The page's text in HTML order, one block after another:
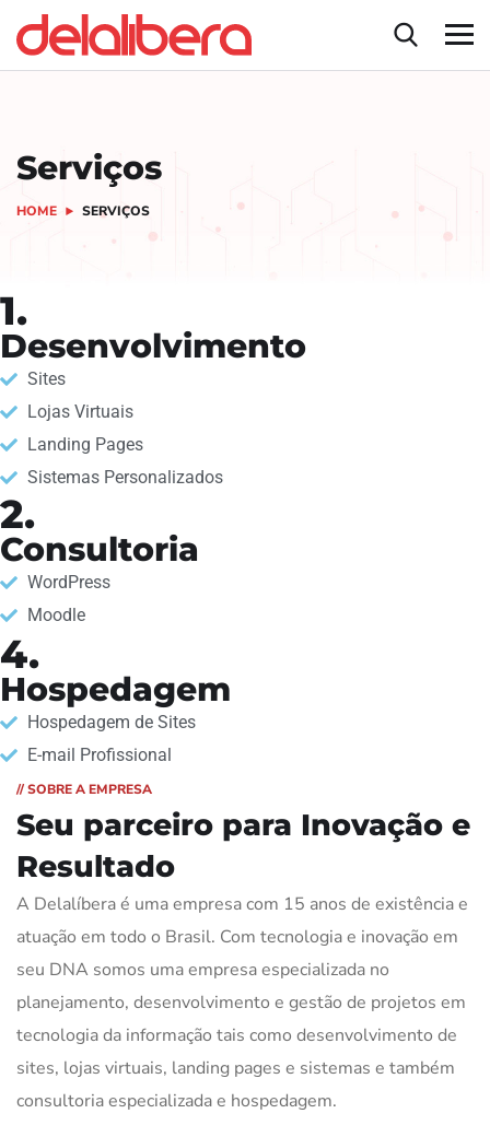
Serviços
HOME SERVIÇOS
1.
Desenvolvimento
Sites
Lojas Virtuais
Landing Pages
Sistemas Personalizados
2.
Consultoria
WordPress
Moodle
4.
Hospedagem
Hospedagem de Sites
E-mail Profissional
// SOBRE A EMPRESA
Seu parceiro para Inovação e
Resultado
A Delalíbera é uma empresa com 15 anos de existência e
atuação em todo o Brasil. Com tecnologia e inovação em
seu DNA somos uma empresa especializada no
planejamento, desenvolvimento e gestão de projetos em
tecnologia da informação tais como desenvolvimento de
sites, lojas virtuais, landing pages e sistemas e também
consultoria especializada e hospedagem.